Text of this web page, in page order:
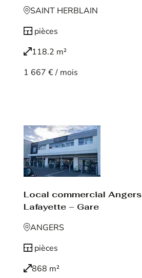
SAINT HERBLAIN
pièces
118.2 m²
1 667 € / mois
Local commercial Angers
Lafayette – Gare
ANGERS
pièces
868 m²